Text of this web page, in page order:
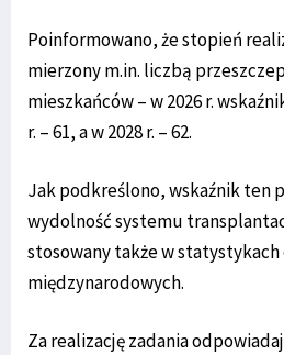
Poinformowano, że stopień
mierzony m.in. liczbą
mieszkańców – w 2026 r.
r. – 61, a w 2028 r. – 62.
Jak podkreślono, wskaźnik ten
wydolność systemu
stosowany także w
międzynarodowych.
Za realizację zadania